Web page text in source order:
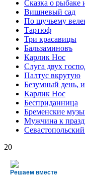
Сказка о рыбаке
Вишневый сад
По щучьему
Тартюф
Три красавицы
Бальзаминовъ
Карлик Нос
Слуга двух
Палтус вкрутую
Безумный день,
Карлик Нос
Бесприданница
Бременские
Мужчина к
20
Решаем вместе